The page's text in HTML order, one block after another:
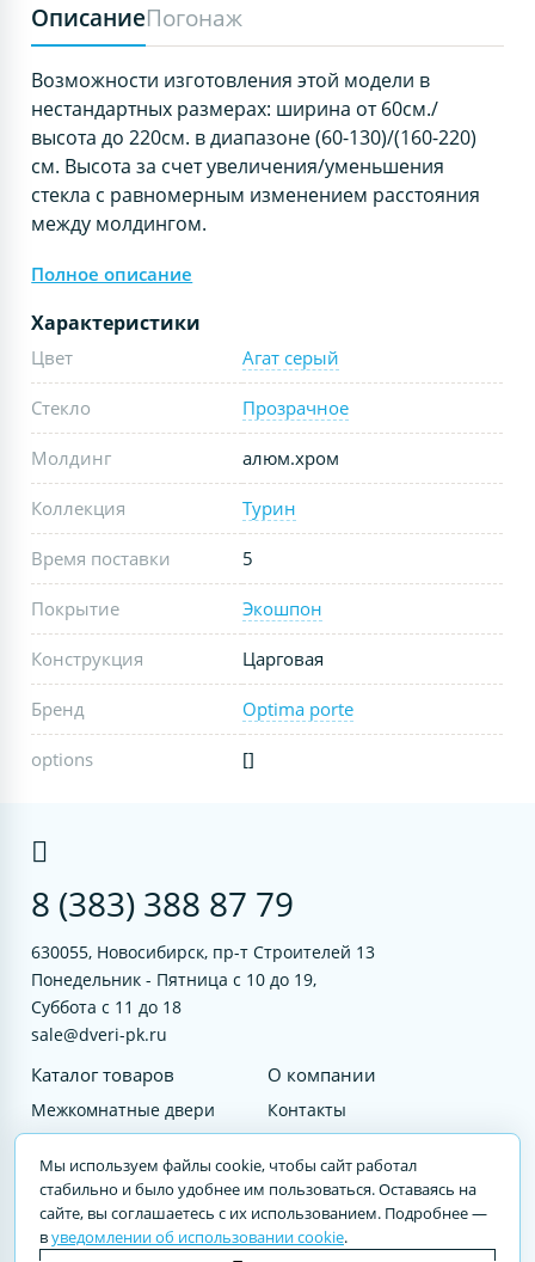
ОписаниеПогонаж
Возможности изготовления этой модели в
нестандартных размерах: ширина от 60см./
высота до 220см. в диапазоне (60-130)/(160-220)
см. Высота за счет увеличения/уменьшения
стекла с равномерным изменением расстояния
между молдингом.
Полное описание
Характеристики
Цвет Агат серый
Стекло Прозрачное
Молдинг алюм.хром
Коллекция Турин
Время поставки 5
Покрытие Экошпон
Конструкция Царговая
Бренд Optima porte
options []
8 (383) 388 87 79
630055, Новосибирск, пр-т Строителей 13
Понедельник - Пятница с 10 до 19,
Суббота с 11 до 18
sale@dveri-pk.ru
Каталог товаров
Межкомнатные двери
Входные двери
Услуги
О компании
Контакты
© 2023 DVERI-PK.RU Авторские права защищены. Полное или частичное
Мы используем файлы cookie, чтобы сайт работал
стабильно и было удобнее им пользоваться. Оставаясь на
сайте, вы соглашаетесь с их использованием. Подробнее —
вуведомлении об использовании cookie.